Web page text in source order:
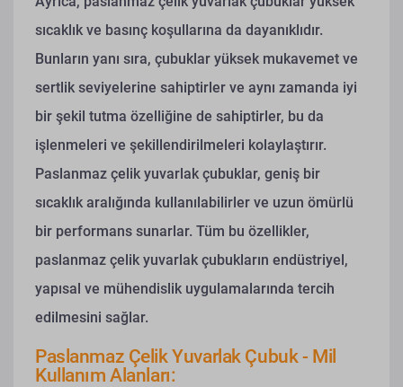
sıcaklık ve basınç koşullarına da dayanıklıdır.
Bunların yanı sıra, çubuklar yüksek mukavemet ve
sertlik seviyelerine sahiptirler ve aynı zamanda iyi
bir şekil tutma özelliğine de sahiptirler, bu da
işlenmeleri ve şekillendirilmeleri kolaylaştırır.
Paslanmaz çelik yuvarlak çubuklar, geniş bir
sıcaklık aralığında kullanılabilirler ve uzun ömürlü
bir performans sunarlar. Tüm bu özellikler,
paslanmaz çelik yuvarlak çubukların endüstriyel,
yapısal ve mühendislik uygulamalarında tercih
edilmesini sağlar.
Paslanmaz Çelik Yuvarlak Çubuk - Mil
Kullanım Alanları: